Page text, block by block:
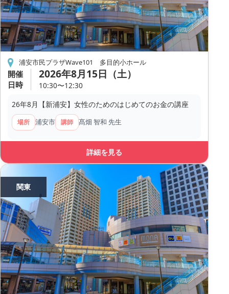
浦安市民プラザWave101 多目的小ホール
開催
日時
2026年8月15日（土）
10:30〜12:30
26年8月【新浦安】女性のためのはじめてのお金の講座
場所 浦安市 講師 髙畑 智和 先生
詳細を見る
関東